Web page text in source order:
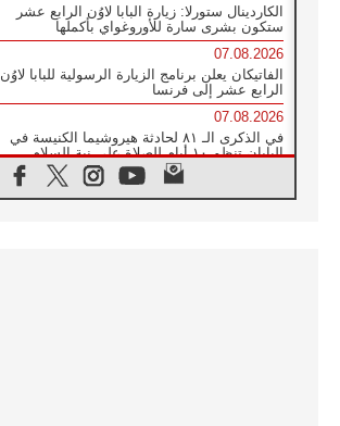
الكاردينال ستورلا: زيارة البابا لاوُن الرابع عشر
ستكون بشرى سارة للأوروغواي بأكملها
07.08.2026
الفاتيكان يعلن برنامج الزيارة الرسولية للبابا لاوُن
الرابع عشر إلى فرنسا
07.08.2026
في الذكرى الـ ٨١ لحادثة هيروشيما الكنيسة في
اليابان تنظم ١٠ أيام للصلاة على نية السلام
الكنيسة في الأوروغواي: زيارة البابا ستعزز